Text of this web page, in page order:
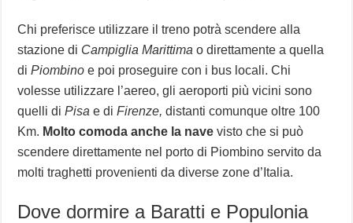
Chi preferisce utilizzare il treno potrà scendere alla
stazione di Campiglia Marittima o direttamente a quella
diPiombino e poi proseguire con i bus locali. Chi
volesse utilizzare l’aereo, gli aeroporti più vicini sono
quelli diPisa e diFirenze, distanti comunque oltre 100
Km. Molto comoda anche la nave visto che si può
scendere direttamente nel porto di Piombino servito da
molti traghetti provenienti da diverse zone d’Italia.
Dove dormire a Baratti e Populonia